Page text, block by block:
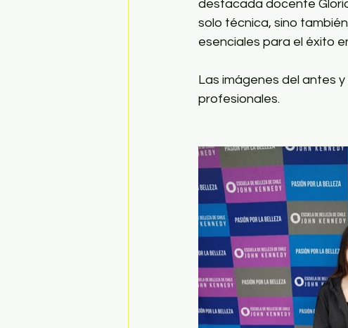
destacada docente
solo técnica, sino
esenciales para el éxito
Las imágenes del antes
profesionales.